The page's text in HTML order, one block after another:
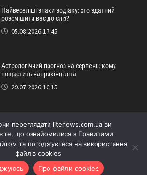
Найвеселіші знаки зодіаку: хто здатний
розсмішити вас до сліз?
05.08.2026 17:45
Астрологічний прогноз на серпень: кому
пощастить наприкінці літа
29.07.2026 16:15
Ідеальний друг за знаком зодіаку: хто ніколи не
підведе?
24.07.2026 17:48
переглядати litenews.com.ua ви
що ознайомилися з Правилами
та погоджуєтеся на використання
файлів cookies
Про файли cookies